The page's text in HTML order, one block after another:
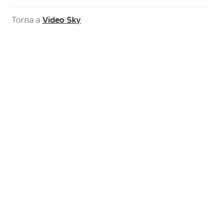
Torna a Video Sky